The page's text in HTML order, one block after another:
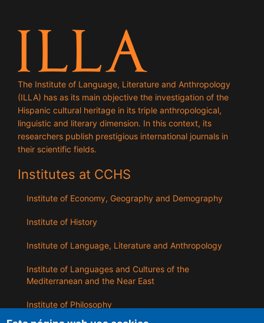
The Institute of Language, Literature and Anthropology
(ILLA) has as its main objective the investigation of the
Hispanic cultural heritage in its triple anthropological,
linguistic and literary dimension. In this context, its
researchers publish prestigious international journals in
their scientific fields.
Institutes at CCHS
Institute of Economy, Geography and Demography
Institute of History
Institute of Language, Literature and Anthropology
Institute of Languages ​​and Cultures of the
Mediterranean and the Near East
Institute of Philosophy